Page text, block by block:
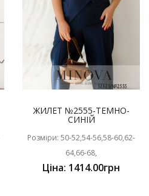
ЖИЛЕТ №2555-ТЕМНО-
СИНІЙ
Розміри: 50-52,54-56,58-60,62-
64,66-68,
Ціна: 1414.00грн